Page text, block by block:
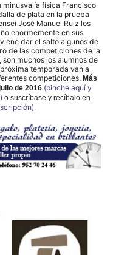
minusvalía física Francisco
de plata en la prueba
José Manuel Ruiz los
enormemente en sus
dar el salto algunos de
de las competiciones de la
muchos los alumnos de
temporada van a
competiciones. Más
de 2016 (pinche aquí y
o suscríbase y recíbalo en